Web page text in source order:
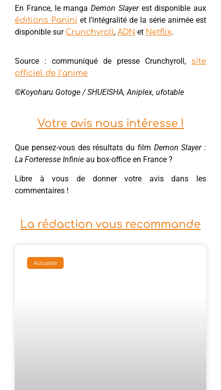
En France, le manga Demon Slayerest disponible aux
éditions Panini et l’intégralité de la série animée est
disponible sur Crunchyroll, ADN et Netflix.
Source : communiqué de presse Crunchyroll, site
officiel de l’anime
©Koyoharu Gotoge / SHUEISHA, Aniplex, ufotable
Votre avis nous intéresse !
Que pensez-vous des résultats du film Demon Slayer :
La Forteresse Infinie au box-office en France ?
Libre à vous de donner votre avis dans les
commentaires !
La rédaction vous recommande
Actualité